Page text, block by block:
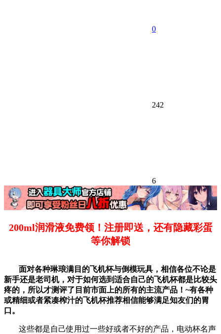
0
242
6
200ml润滑液免费领！注册即送，还有隐藏彩蛋
等你解锁
面对各种琳琅满目的飞机杯与倒模玩具，相信各位不论是
新手还是老司机，对于如何选到适合自己的飞机杯都是比较头
疼的，所以才测评了目前市面上的所有的主流产品！~有各种
或精细或者紧凑榨汁的飞机杯推荐相信能够满足知友们的胃
口。
这些都是自己使用过一些好或者不好的产品，电动杯名声